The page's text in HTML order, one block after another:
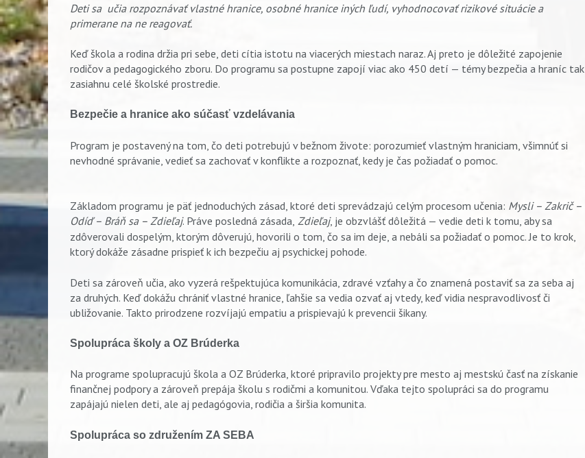
Vyhľadávanie
Deti sa učia rozpoznávať vlastné hranice, osobné hranice iných ľudí, vyhodnocovať rizikové situácie a
primerane na ne reagovať.
Keď škola a rodina držia pri sebe, deti cítia istotu na viacerých miestach naraz. Aj preto je dôležité zapojenie
rodičov a pedagogického zboru. Do programu sa postupne zapojí viac ako 450 detí — témy bezpečia a hraníc tak
zasiahnu celé školské prostredie.
Bezpečie a hranice ako súčasť vzdelávania
Program je postavený na tom, čo deti potrebujú v bežnom živote: porozumieť vlastným hraniciam, všimnúť si
nevhodné správanie, vedieť sa zachovať v konflikte a rozpoznať, kedy je čas požiadať o pomoc.
Základom programu je päť jednoduchých zásad, ktoré deti sprevádzajú celým procesom učenia: Mysli – Zakrič –
Odíď – Bráň sa – Zdieľaj. Práve posledná zásada, Zdieľaj, je obzvlášť dôležitá — vedie deti k tomu, aby sa
zdôverovali dospelým, ktorým dôverujú, hovorili o tom, čo sa im deje, a nebáli sa požiadať o pomoc. Je to krok,
ktorý dokáže zásadne prispieť k ich bezpečiu aj psychickej pohode.
Deti sa zároveň učia, ako vyzerá rešpektujúca komunikácia, zdravé vzťahy a čo znamená postaviť sa za seba aj
za druhých. Keď dokážu chrániť vlastné hranice, ľahšie sa vedia ozvať aj vtedy, keď vidia nespravodlivosť či
ubližovanie. Takto prirodzene rozvíjajú empatiu a prispievajú k prevencii šikany.
Spolupráca školy a OZ Brúderka
Na programe spolupracujú škola a OZ Brúderka, ktoré pripravilo projekty pre mesto aj mestskú časť na získanie
finančnej podpory a zároveň prepája školu s rodičmi a komunitou. Vďaka tejto spolupráci sa do programu
zapájajú nielen deti, ale aj pedagógovia, rodičia a širšia komunita.
Spolupráca so združením ZA SEBA